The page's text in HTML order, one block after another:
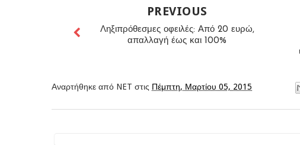
PREVIOUS
Ληξιπρόθεσμες οφειλές: Από 20 ευρώ,
απαλλαγή έως και 100%
Αναρτήθηκε από NET στις Πέμπτη, Μαρτίου 05, 2015